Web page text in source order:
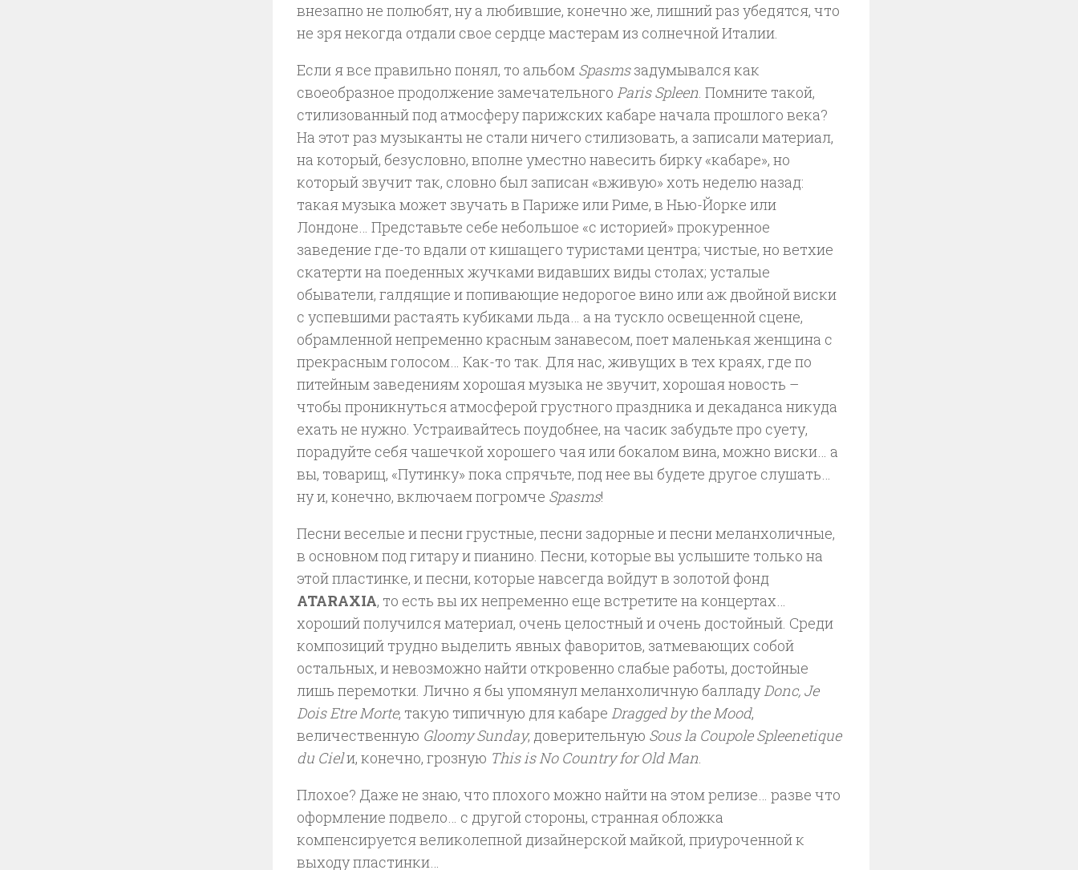
внезапно не полюбят, ну а любившие, конечно же, лишний раз убедятся, что
не зря некогда отдали свое сердце мастерам из солнечной Италии.
Если я все правильно понял, то альбом Spasmsзадумывался как
своеобразное продолжение замечательного Paris Spleen. Помните такой,
стилизованный под атмосферу парижских кабаре начала прошлого века?
На этот раз музыканты не стали ничего стилизовать, а записали материал,
на который, безусловно, вполне уместно навесить бирку «кабаре», но
который звучит так, словно был записан «вживую» хоть неделю назад:
такая музыка может звучать в Париже или Риме, в Нью-Йорке или
Лондоне… Представьте себе небольшое «с историей» прокуренное
заведение где-то вдали от кишащего туристами центра; чистые, но ветхие
скатерти на поеденных жучками видавших виды столах; усталые
обыватели, галдящие и попивающие недорогое вино или аж двойной виски
с успевшими растаять кубиками льда… а на тускло освещенной сцене,
обрамленной непременно красным занавесом, поет маленькая женщина с
прекрасным голосом… Как-то так. Для нас, живущих в тех краях, где по
питейным заведениям хорошая музыка не звучит, хорошая новость –
чтобы проникнуться атмосферой грустного праздника и декаданса никуда
ехать не нужно. Устраивайтесь поудобнее, на часик забудьте про суету,
порадуйте себя чашечкой хорошего чая или бокалом вина, можно виски… а
вы, товарищ, «Путинку» пока спрячьте, под нее вы будете другое слушать…
ну и, конечно, включаем погромче Spasms!
Песни веселые и песни грустные, песни задорные и песни меланхоличные,
в основном под гитару и пианино. Песни, которые вы услышите только на
этой пластинке, и песни, которые навсегда войдут в золотой фонд
ATARAXIA, то есть вы их непременно еще встретите на концертах…
хороший получился материал, очень целостный и очень достойный. Среди
композиций трудно выделить явных фаворитов, затмевающих собой
остальных, и невозможно найти откровенно слабые работы, достойные
лишь перемотки. Лично я бы упомянул меланхоличную балладуDonc, Je
Dois Etre Morte, такую типичную для кабаре Dragged by the Mood,
величественную Gloomy Sunday, доверительную Sous la Coupole Spleenetique
du Cielи, конечно, грозную This is No Country for Old Man.
Плохое? Даже не знаю, что плохого можно найти на этом релизе… разве что
оформление подвело… с другой стороны, странная обложка
компенсируется великолепной дизайнерской майкой, приуроченной к
выходу пластинки…